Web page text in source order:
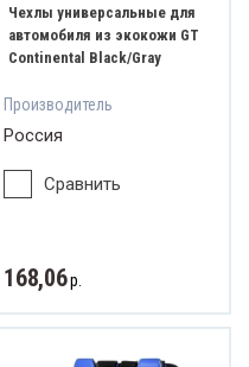
Чехлы универсальные для
автомобиля из экокожи GT
Continental Black/Gray
Производитель
Россия
Сравнить
168,06р.